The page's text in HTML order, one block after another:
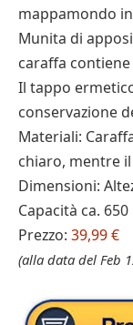
mappamondo
Munita di
caraffa contiene
Il tappo
conservazione
Materiali:
chiaro, mentre
Dimensioni:
Capacità ca. 650
Prezzo: 39,99 €
(alla data del Feb